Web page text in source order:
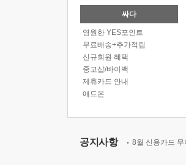
싸다
영원한 YES포인트
무료배송+추가적립
신규회원 혜택
중고샵/바이백
제휴카드 안내
애드온
공지사항 8월 신용카드 무